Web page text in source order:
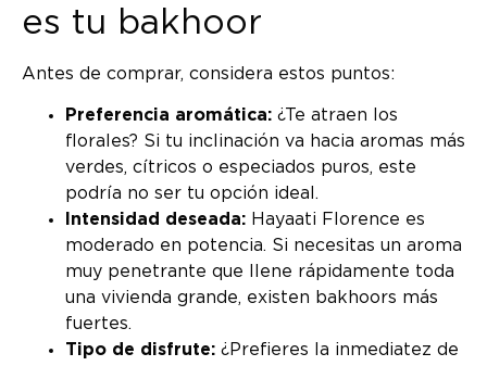
es tu bakhoor
Antes de comprar, considera estos puntos:
Preferencia aromática: ¿Te atraen los
florales? Si tu inclinación va hacia aromas más
verdes, cítricos o especiados puros, este
podría no ser tu opción ideal.
Intensidad deseada: Hayaati Florence es
moderado en potencia. Si necesitas un aroma
muy penetrante que llene rápidamente toda
una vivienda grande, existen bakhoors más
fuertes.
Tipo de disfrute: ¿Prefieres la inmediatez de